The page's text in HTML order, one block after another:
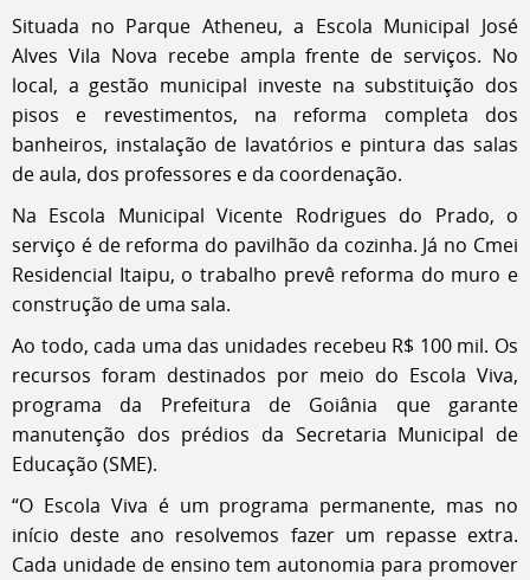
Situada no Parque Atheneu, a Escola Municipal José
Alves Vila Nova recebe ampla frente de serviços. No
local, a gestão municipal investe na substituição dos
pisos e revestimentos, na reforma completa dos
banheiros, instalação de lavatórios e pintura das salas
de aula, dos professores e da coordenação.
Na Escola Municipal Vicente Rodrigues do Prado, o
serviço é de reforma do pavilhão da cozinha. Já no Cmei
Residencial Itaipu, o trabalho prevê reforma do muro e
construção de uma sala.
Ao todo, cada uma das unidades recebeu R$ 100 mil. Os
recursos foram destinados por meio do Escola Viva,
programa da Prefeitura de Goiânia que garante
manutenção dos prédios da Secretaria Municipal de
Educação (SME).
“O Escola Viva é um programa permanente, mas no
início deste ano resolvemos fazer um repasse extra.
Cada unidade de ensino tem autonomia para promover